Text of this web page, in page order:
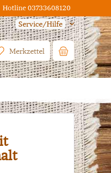
Hotline 03733608120
Service/Hilfe
Merkzettel